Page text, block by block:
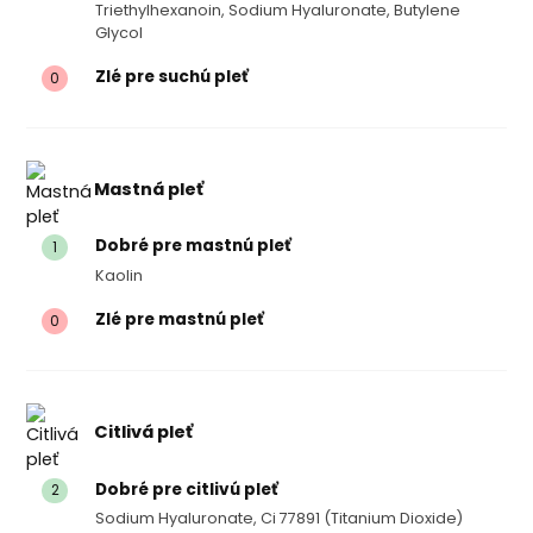
Triethylhexanoin, Sodium Hyaluronate, Butylene
Glycol
0 Zlé pre suchú pleť
Mastná pleť
1 Dobré pre mastnú pleť
Kaolin
0 Zlé pre mastnú pleť
Citlivá pleť
2 Dobré pre citlivú pleť
Sodium Hyaluronate, Ci 77891 (titanium Dioxide)